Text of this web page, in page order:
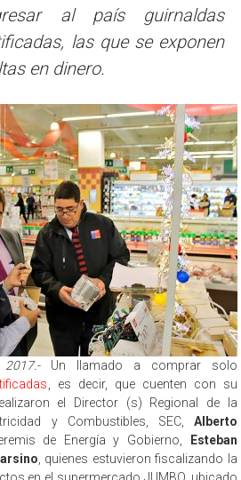
al país guirnaldas
las que se exponen
en dinero.
Un llamado a comprar solo
, es decir, que cuenten con su
el Director (s) Regional de la
y Combustibles, SEC, Alberto
de Energía y Gobierno,
Esteban
, quienes estuvieron fiscalizando la
en el supermercado JUMBO, ubicado